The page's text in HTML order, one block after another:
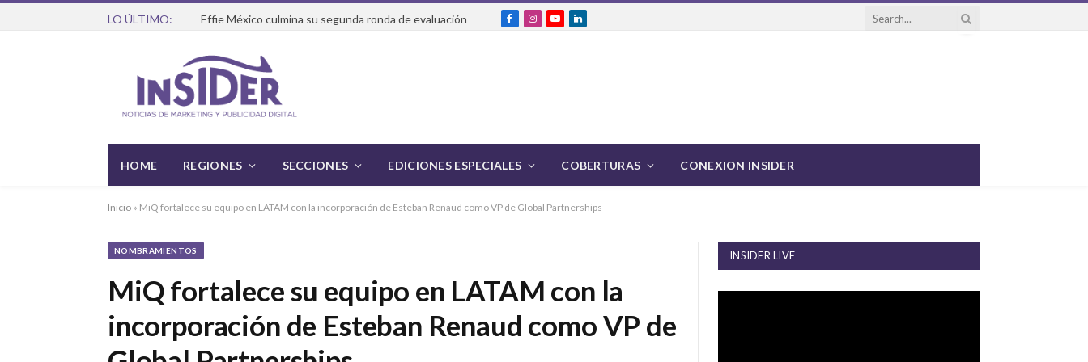
LO ÚLTIMO: Effie México culmina su segunda ronda de evaluación
FacebookInstagram
YouTubeLinkedIn
HOME REGIONES SECCIONES EDICIONES ESPECIALES COBERTURAS CONEXION INSIDER
Inicio » MiQ fortalece su equipo en LATAM con la incorporación de Esteban Renaud como VP de Global Partnerships
NOMBRAMIENTOS
MiQ fortalece su equipo en LATAM con la
incorporación de Esteban Renaud como VP de
INSIDER LIVE